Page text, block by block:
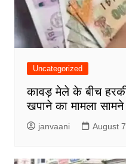
Uncategorized
कावड़ मेले के बीच
खपाने का मामला
janvaani August